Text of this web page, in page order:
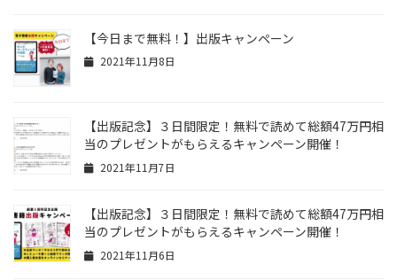
【今日まで無料！】出版キャンペーン
2021年11月8日
【出版記念】３日間限定！無料で読めて総額47万円相
当のプレゼントがもらえるキャンペーン開催！
2021年11月7日
【出版記念】３日間限定！無料で読めて総額47万円相
当のプレゼントがもらえるキャンペーン開催！
2021年11月6日